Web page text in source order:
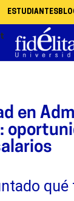
ESTUDIANTES
en